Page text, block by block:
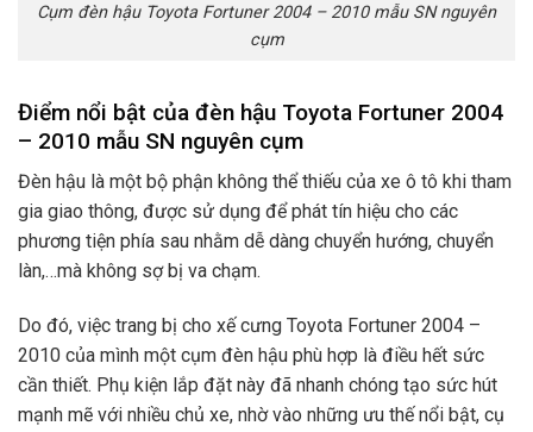
Cụm đèn hậu Toyota Fortuner 2004 – 2010 mẫu SN nguyên
cụm
Điểm nổi bật của đèn hậu Toyota Fortuner 2004
– 2010 mẫu SN nguyên cụm
Đèn hậu là một bộ phận không thể thiếu của xe ô tô khi tham
gia giao thông, được sử dụng để phát tín hiệu cho các
phương tiện phía sau nhằm dễ dàng chuyển hướng, chuyển
làn,…mà không sợ bị va chạm.
Do đó, việc trang bị cho xế cưng Toyota Fortuner 2004 –
2010 của mình một cụm đèn hậu phù hợp là điều hết sức
cần thiết. Phụ kiện lắp đặt này đã nhanh chóng tạo sức hút
mạnh mẽ với nhiều chủ xe, nhờ vào những ưu thế nổi bật, cụ